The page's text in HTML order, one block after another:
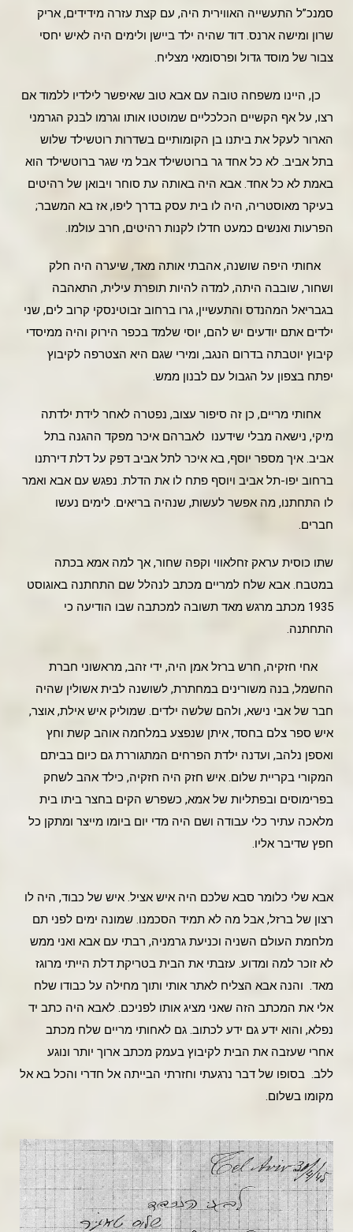
סמנכ”ל התעשייה האווירית היה, עם קצת עזרה מידידים, אריק
שרון ומישה ארנס. דוד שהיה ילד ביישן ולימים היה לאיש יחסי
צבור של מוסד גדול ופרסומאי מצליח.
כן, היינו משפחה טובה עם אבא טוב שאיפשר לילדיו ללמוד אם
רצו, על אף הקשיים הכלכליים שמוטטו אותו וגרמו לבנק הגרמני
הארור לעקל את ביתנו בן הקומותיים בשדרות רוטשילד שלוש
בתל אביב. לא כל אחד גר ברוטשילד אבל מי שגר ברוטשילד הוא
באמת לא כל אחד. אבא היה באותה עת סוחר ויבואן של רהיטים
בעיקר מאוסטריה, היה לו בית עסק בדרך ליפו, אז בא המשבר;
הפרעות ואנשים כמעט חדלו לקנות רהיטים, חרב עולמו.
אחותי היפה שושנה, אהבתי אותה מאד, שיערה היה חלק
ושחור, שובבה היתה, למדה להיות תופרת עילית, התאהבה
בגבריאל המהנדס והתעשיין, גרו ברחוב זבוטינסקי קרוב לים, שני
ילדים אתם יודעים יש להם, יוסי שלמד בכפר הירוק והיה ממיסדי
קיבוץ יוטבתה בדרום הנגב, ומירי שגם היא הצטרפה לקיבוץ
יפתח בצפון על הגבול עם לבנון ממש.
אחותי מריים, כן זה סיפור עצוב, נפטרה לאחר לידת ילדתה
מיקי, נישאה מבלי שידענו לאברהם איכר מפקד ההגנה בתל
אביב. איך מספר יוסף, בא איכר לתל אביב דפק על דלת דירתנו
ברחוב יפו-תל אביב ויוסף פתח לו את הדלת. נפגש עם אבא ואמר
לו התחתנו, מה אפשר לעשות, שנהיה בריאים. לימים נעשו
חברים.
שתו כוסית עראק זחלאווי וקפה שחור, אך למה אמא בכתה
במטבח. אבא שלח למריים מכתב לנהלל שם התחתנה באוגוסט
1935 מכתב מרגש מאד תשובה למכתבה שבו הודיעה כי
התחתנה.
אחי חזקיה, חרש ברזל אמן היה, ידי זהב, מראשוני חברת
החשמל, בנה משורינים במחתרת, לשושנה לבית אשולין שהיה
חבר של אבי נישא, ולהם שלשה ילדים. שמוליק איש אילת, אוצר,
איש ספר צלם בחסד, איתן שנפצע במלחמה אוהב קשת וחץ
ואספן נלהב, ועדנה ילדת הפרחים המתגוררת גם כיום בביתם
המקורי בקריית שלום. איש חזק היה חזקיה, כילד אהב לשחק
בפרימוסים ובפתליות של אמא, כשפרש הקים בחצר ביתו בית
מלאכה עתיר כלי עבודה ושם היה מדי יום ביומו מייצר ומתקן כל
חפץ שדיבר אליו.
אבא שלי כלומר סבא שלכם היה איש אציל. איש של כבוד, היה לו
רצון של ברזל, אבל מה לא תמיד הסכמנו. שמונה ימים לפני תם
מלחמת העולם השניה וכניעת גרמניה, רבתי עם אבא ואני ממש
לא זוכר למה ומדוע. עזבתי את הבית בטריקת דלת הייתי מרוגז
מאד. והנה אבא הצליח לאתר אותי ותוך מחילה על כבודו שלח
אלי את המכתב הזה שאני מציג אותו לפניכם. לאבא היה כתב יד
נפלא, והוא ידע גם ידע לכתוב. גם לאחותי מריים שלח מכתב
אחרי שעזבה את הבית לקיבוץ בעמק מכתב ארוך יותר ונוגע
ללב. בסופו של דבר נרגעתי וחזרתי הבייתה אל חדרי והכל בא אל
מקומו בשלום.